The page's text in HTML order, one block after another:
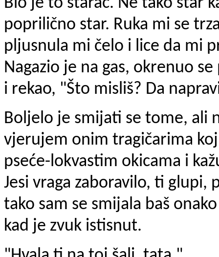
Bio je to starac. Ne tako star
poprilično star. Ruka mi se
pljusnula mi čelo i lice da mi
Nagazio je na gas, okrenuo
i rekao, "Što misliš? Da
Boljelo je smijati se tome, ali
vjerujem onim tragičarima
pseće-lokvastim okicama i
Jesi vraga zaboravilo, ti
tako sam se smijala baš
kad je zvuk istisnut.